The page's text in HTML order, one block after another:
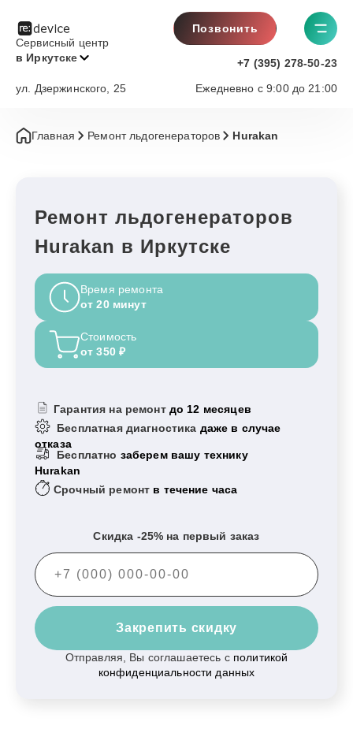
Сервисный центр
в Иркутске
Позвонить
+7 (395) 278-50-23
Ежедневно с 9:00 до 21:00
ул. Дзержинского, 25
Главная Ремонт льдогенераторов Hurakan
Ремонт льдогенераторов
Hurakan в Иркутске
Время ремонта
от 20 минут
Стоимость
от 350 ₽
Гарантия на ремонт до 12 месяцев
Бесплатная диагностика даже в случае
отказа
Бесплатно заберем вашу технику
Hurakan
Срочный ремонт в течение часа
Скидка -25% на первый заказ
Закрепить скидку
Отправляя, Вы соглашаетесь с политикой
конфиденциальности данных